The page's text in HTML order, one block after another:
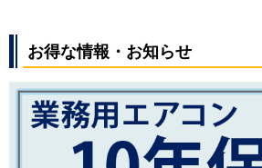
RCB-
RCB-
お得な情報・お知らせ